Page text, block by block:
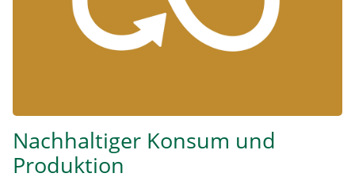
Nachhaltiger Konsum und
Produktion